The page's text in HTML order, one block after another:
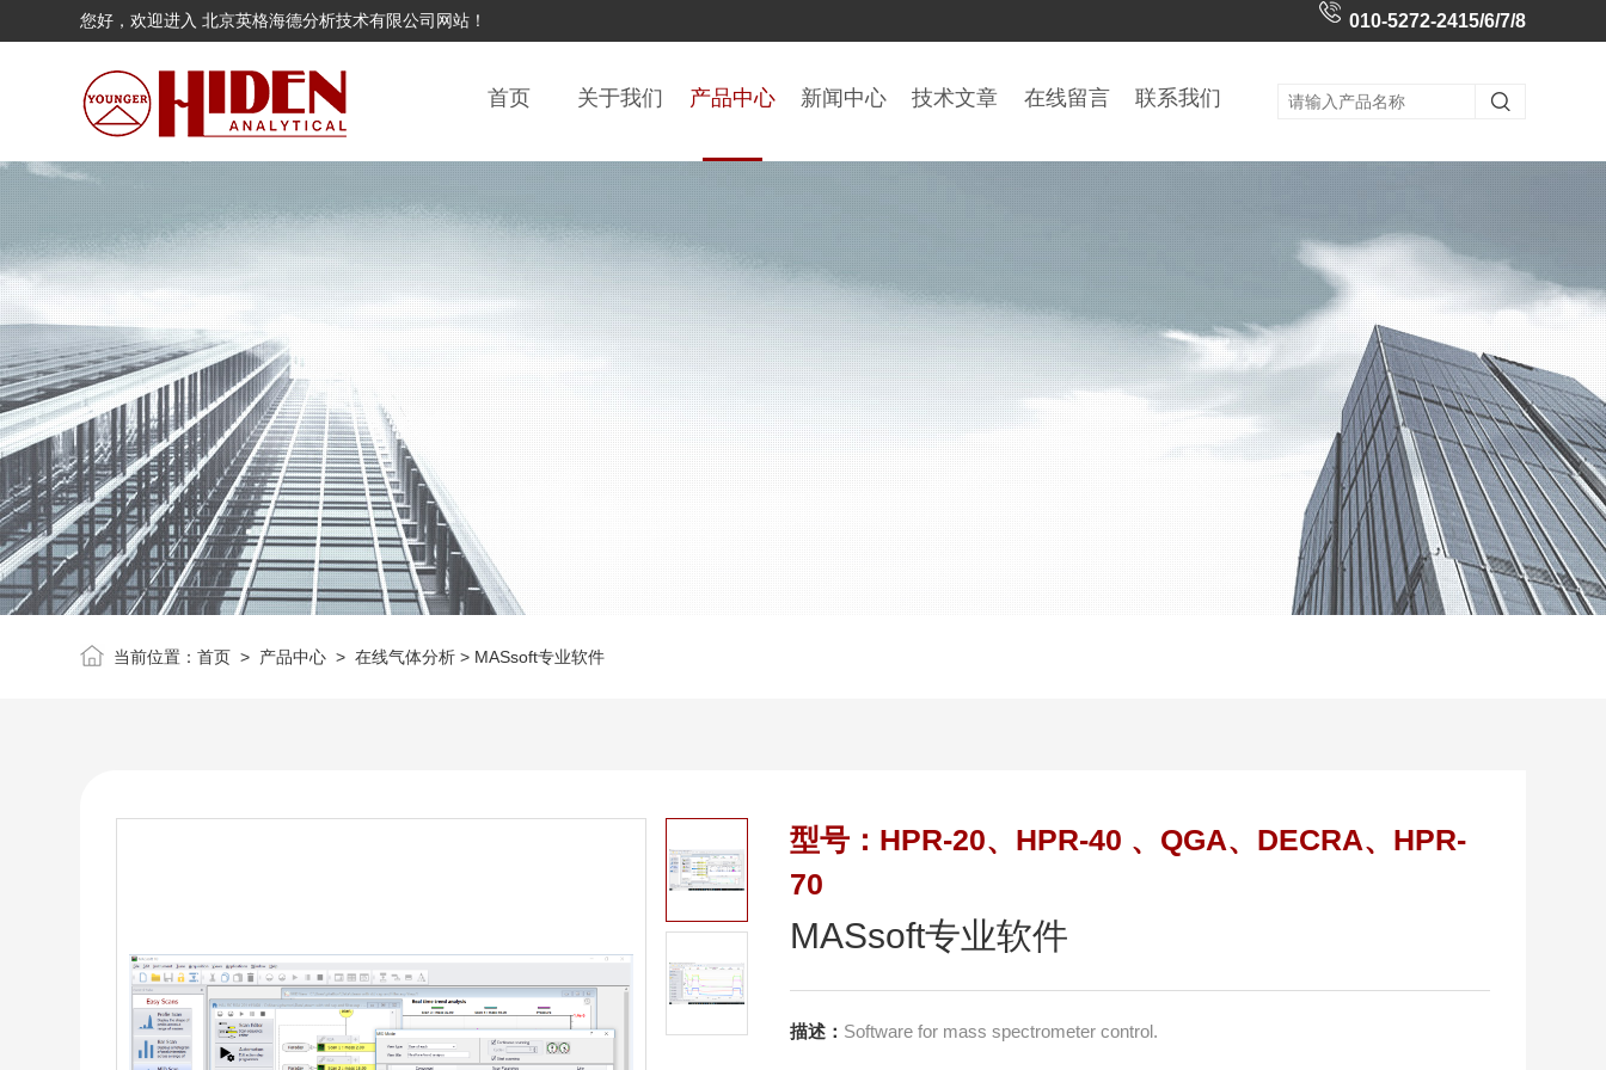
您好，欢迎进入 北京英格海德分析技术有限公司网站！ 010-5272-2415/6/7/8
首页 关于我们 产品中心 新闻中心 技术文章 在线留言 联系我们
当前位置：首页 > 产品中心 >在线气体分析 > MASsoft专业软件
型号：HPR-20、HPR-40 、QGA、DECRA、HPR-
70
MASsoft专业软件
描述： Software for mass spectrometer control.